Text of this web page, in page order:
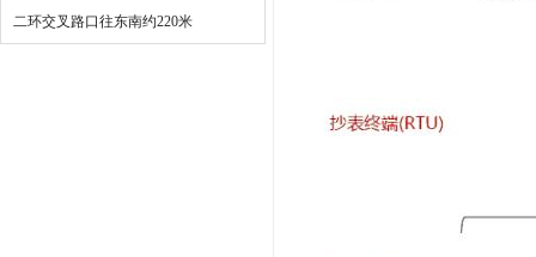
二环交叉路口往东南约220米